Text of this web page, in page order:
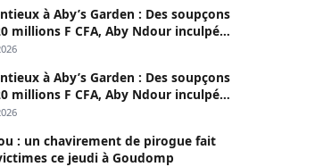
du PM Ousmane Sonko
à Aby’s Garden : Des soupçons
millions F CFA, Aby Ndour inculpée
de biens sociaux
à Aby’s Garden : Des soupçons
millions F CFA, Aby Ndour inculpée
de biens sociaux
: un chavirement de pirogue fait
trois victimes ce jeudi à Goudomp